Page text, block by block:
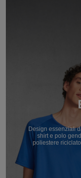
Design essenziali
shirt e polo
poliestere